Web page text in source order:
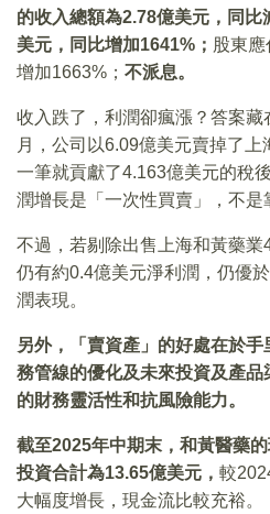
的收入總額為2.78億美元，同
美元，同比增加1641%； 股東
增加1663%； 不派息。
收入跌了，利潤卻瘋漲？答案
月，公司以6.09億美元賣掉了
一筆就貢獻了4.163億美元的稅
潤增長是「一次性買賣」，不是
不過，若剔除出售上海和黃藥
仍有約0.4億美元淨利潤，仍優
潤表現。
另外，「賣資產」的好處在於
務管線的優化及未來投資及產品
的財務靈活性和抗風險能力。
截至2025年中期末，和黃醫藥
投資合計為13.65億美元， 較
大幅度增長，現金流比較充裕。